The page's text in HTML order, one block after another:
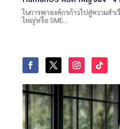
ในการพาองค์กรก้าวไปสู่ความสำ
ใหญ่หรือ SME...